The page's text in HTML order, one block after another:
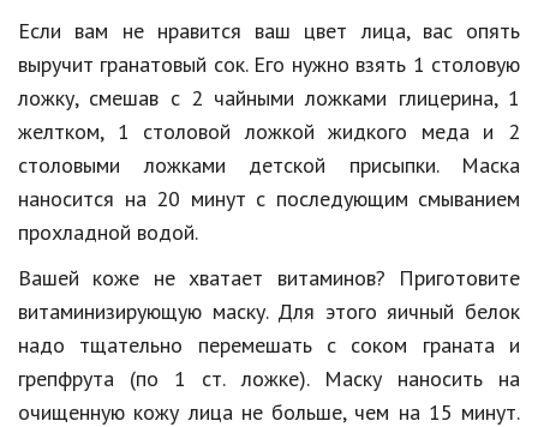
Праздники и подарки
Кинематограф
Домашние животные
Семья и дети
Путешествия
Культура и общество
Мода и стиль
Бизнес
Если вам не нравится ваш цвет лица, вас опять
выручит гранатовый сок. Его нужно взять 1 столовую
ложку, смешав с 2 чайными ложками глицерина, 1
желтком, 1 столовой ложкой жидкого меда и 2
столовыми ложками детской присыпки. Маска
наносится на 20 минут с последующим смыванием
прохладной водой.
Вашей коже не хватает витаминов? Приготовите
витаминизирующую маску. Для этого яичный белок
надо тщательно перемешать с соком граната и
грепфрута (по 1 ст. ложке). Маску наносить на
очищенную кожу лица не больше, чем на 15 минут.